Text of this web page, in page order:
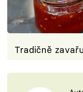
Tradičně